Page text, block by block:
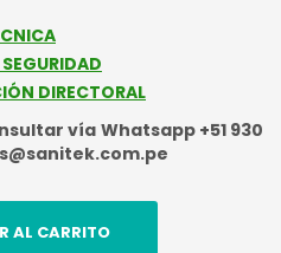
DIRECTORAL
vía Whatsapp +51 930
AL CARRITO